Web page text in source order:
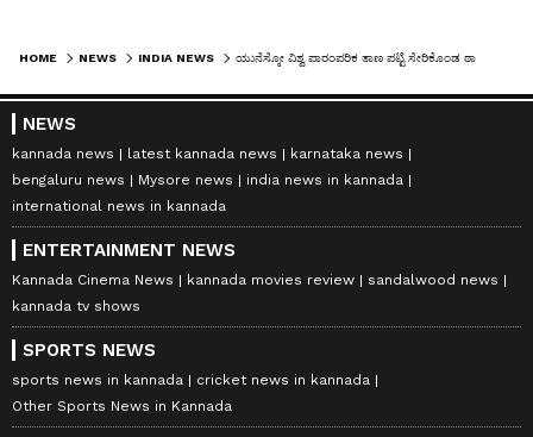
HOME NEWS INDIA NEWS
NEWS
kannada news latest kannada news
karnataka news
bengaluru news
Mysore news
india news in kannada
international news in kannada
ENTERTAINMENT NEWS
Kannada Cinema News kannada movies review
sandalwood news
kannada tv shows
SPORTS NEWS
sports news in kannada
cricket news in kannada
Other Sports News in Kannada